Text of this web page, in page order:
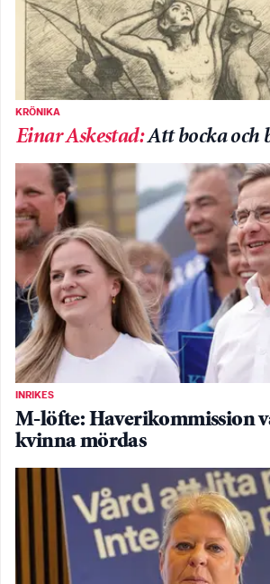
KRÖNIKA
Einar Askestad:Att bocka och
INRIKES
M-löfte: Haverikommission
kvinna mördas